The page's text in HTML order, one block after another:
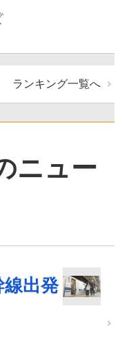
ランキング一覧へ
ニュー
出発